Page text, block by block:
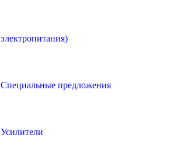
электропитания)
Специальные предложения
Усилители